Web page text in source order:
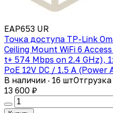
EAP653 UR
Точка доступа TP-Link
Ceiling Mount WiFi 6
t+ 574 Mbps on 2.4 GHz),
PoE 12V DC / 1.5 A
В наличии · 16 шт
13 600 ₽